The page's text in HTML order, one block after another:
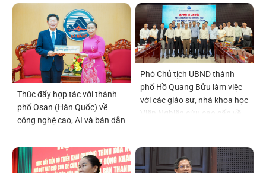
Thúc đẩy hợp tác với thành
phố Osan (Hàn Quốc) về
công nghệ cao, AI và bán dẫn
Phó Chủ tịch UBND thành
phố Hồ Quang Bửu làm việc
với các giáo sư, nhà khoa học
Viện Nghiên cứu cao cấp về